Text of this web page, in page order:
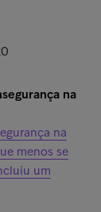
na
na
menos se
um